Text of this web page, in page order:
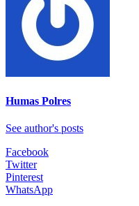
Humas Polres
See author's posts
Facebook
Twitter
Pinterest
WhatsApp